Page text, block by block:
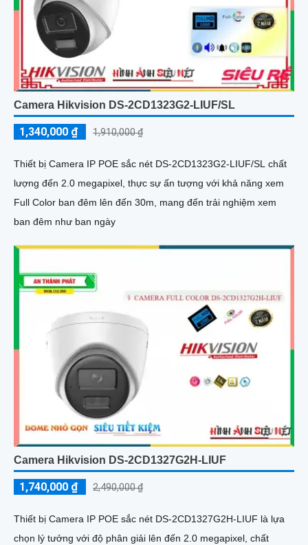
Camera Hikvision DS-2CD1323G2-LIUF/SL
1,340,000 ₫ 1,910,000 ₫
Thiết bị Camera IP POE sắc nét DS-2CD1323G2-LIUF/SL chất
lượng đến 2.0 megapixel, thực sự ấn tượng với khả năng xem
Full Color ban đêm lên đến 30m, mang đến trải nghiệm xem
ban đêm như ban ngày
Camera Hikvision DS-2CD1327G2H-LIUF
1,740,000 ₫ 2,490,000 ₫
Thiết bị Camera IP POE sắc nét DS-2CD1327G2H-LIUF là lựa
chọn lý tưởng với độ phân giải lên đến 2.0 megapixel, chất